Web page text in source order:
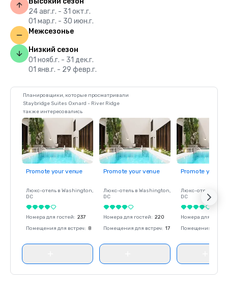
24 авг.г. - 31 окт.г.
01 мар.г. - 30 июн.г.
Межсезонье
Низкий сезон
01 нояб.г. - 31 дек.г.
01 янв.г. - 29 февр.г.
Планировщики, которые просматривали
Staybridge Suites Oxnard - River Ridge
также интересовались
Promote your venue
Люкс-отель в Washington,
DC
Номера для гостей: 237
Помещения для встреч: 8
Promote your venue
Люкс-отель в Washington,
DC
Номера для гостей: 220
Помещения для встреч: 17
Promote your
Люкс-отель в
DC
Номера для гостей
Помещения для